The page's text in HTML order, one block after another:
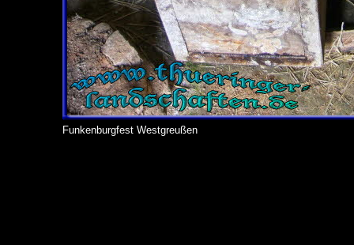
Funkenburgfest Westgreußen